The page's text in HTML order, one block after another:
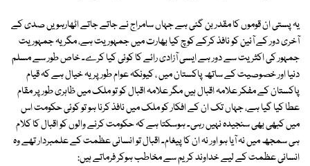
یہ پستی ان قوموں کا مقدر بن گئی ہے جہاں سامراج نے جاتے جاتے اٹھارہویں صدی کے
آخری دور کے آئین کو نافذ کرکے کوچ کیا بھارت میں جمہوریت ہے، مگر یہ جمہوریت
جمہور کی اکثریت سے دور ہے ایسی آزادی رائے کا کوئی کیا کرے۔ خاص طور سے مسلم
دنیا اور خصوصیت کے ساتھ پاکستان میں ، کیونکہ عوام طور پر یہ خیال ہے کہ قیام
پاکستان کے مفکر علامہ اقبال ہیں مگر علامہ اقبال کو تو ملک میں ظاہری طور پر مقام
عطا کیا گیا ہے، جہاں تک ان کے افکار کو ملک میں نافذ کرنا ہو تو کوئی حکومت اس
میں کبھی بھی سنجیدہ نہیں رہی۔ ہوسکتا ہے کہ حکومت کرنے والوں کو اقبال کا کلام
ہی سمجھ میں نہ آیا ہو اور نہ ان کا پیغام۔ اقبال تو انسانی عظمت کے علمبردار تھے وہ
انسانی عظمت کے لیے خداوند کریم سے مخاطب ہوکر فرماتے ہیں: